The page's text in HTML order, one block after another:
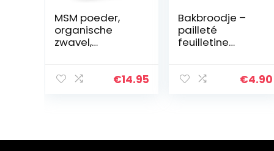
MSM poeder,
organische
zwavel,
tabletten)
€14.95
Bakbroodje –
pailleté
feuilletine
€4.90